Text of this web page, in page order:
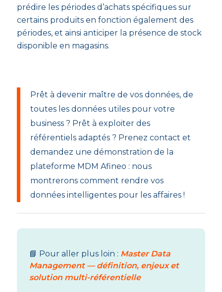
prédire les périodes d’achats spécifiques sur
certains produits en fonction également des
périodes, et ainsi anticiper la présence de stock
disponible en magasins.
Prêt à devenir maître de vos données, de
toutes les données utiles pour votre
business ? Prêt à exploiter des
référentiels adaptés ? Prenez contact et
demandez une démonstration de la
plateforme MDM Afineo : nous
montrerons comment rendre vos
données intelligentes pour les affaires !
📘 Pour aller plus loin : Master Data
Management — définition, enjeux et
solution multi-référentielle